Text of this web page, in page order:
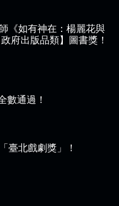
《如有神在：楊麗花與
通過！